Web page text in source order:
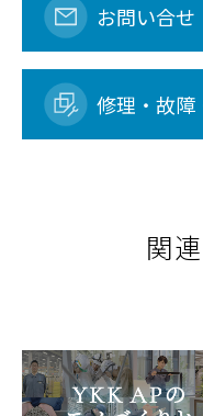
お問い合せ
修理・故障
関